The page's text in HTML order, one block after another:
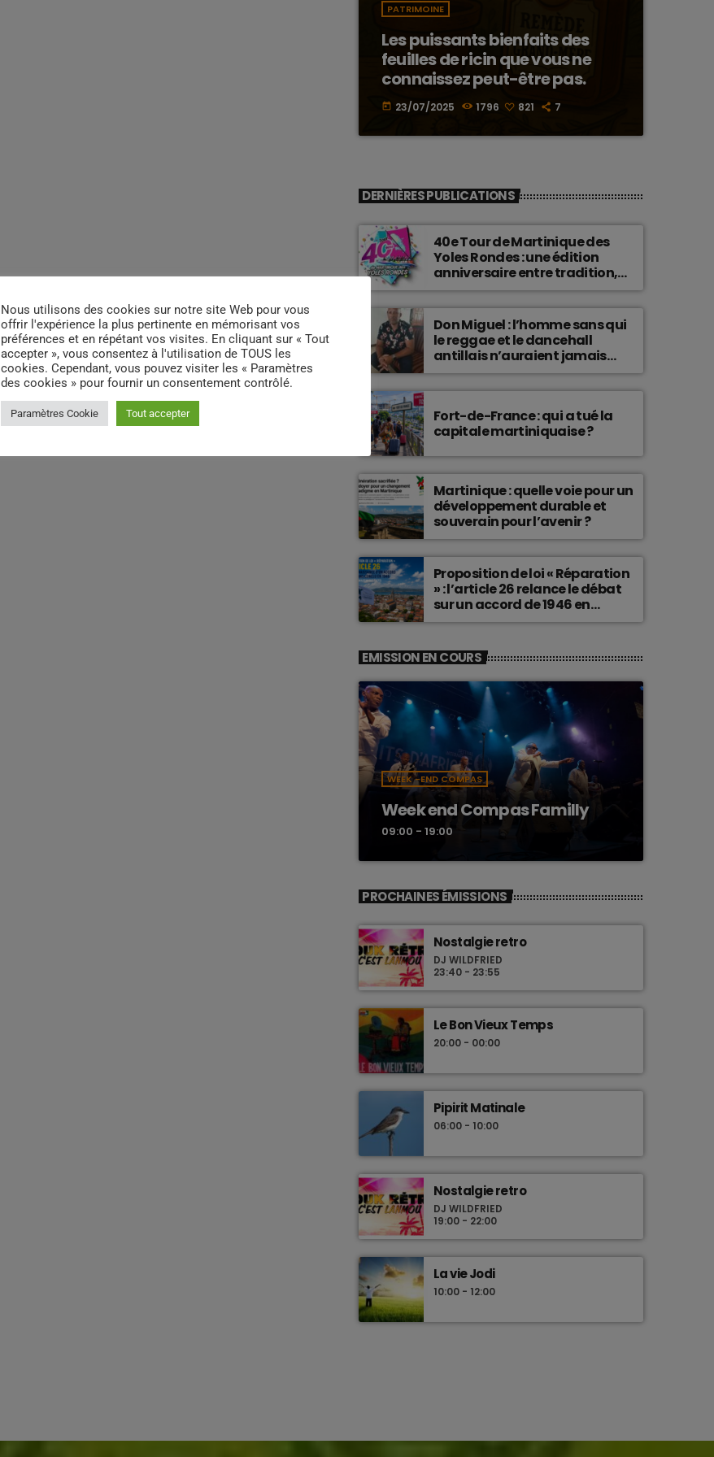
PATRIMOINE
Les puissants bienfaits des
feuilles de ricin que vous ne
connaissez peut-être pas.
today 23/07/2025 1796 821 7
DERNIÈRES PUBLICATIONS
40e Tour de Martinique des
Yoles Rondes : une édition
anniversaire entre tradition,
passion et fierté
martiniquaise.
Don Miguel : l’homme sans qui
le reggae et le dancehall
antillais n’auraient jamais
connu une telle histoire.
Fort-de-France : qui a tué la
capitale martiniquaise ?
Martinique : quelle voie pour un
développement durable et
souverain pour l’avenir ?
Proposition de loi « Réparation
» : l’article 26 relance le débat
sur un accord de 1946 en
Martinique
EMISSION EN COURS
WEEK -END COMPAS
Week end Compas Familly
09:00 - 19:00
PROCHAINES ÉMISSIONS
Nostalgie retro
DJ WILDFRIED
23:40 - 23:55
Le Bon Vieux Temps
20:00 - 00:00
Pipirit Matinale
06:00 - 10:00
Nostalgie retro
DJ WILDFRIED
19:00 - 22:00
La vie Jodi
10:00 - 12:00
Nous utilisons des cookies sur notre site Web pour vous
offrir l'expérience la plus pertinente en mémorisant vos
préférences et en répétant vos visites. En cliquant sur « Tout
accepter », vous consentez à l'utilisation de TOUS les
cookies. Cependant, vous pouvez visiter les « Paramètres
des cookies » pour fournir un consentement contrôlé.
Paramètres Cookie Tout accepter